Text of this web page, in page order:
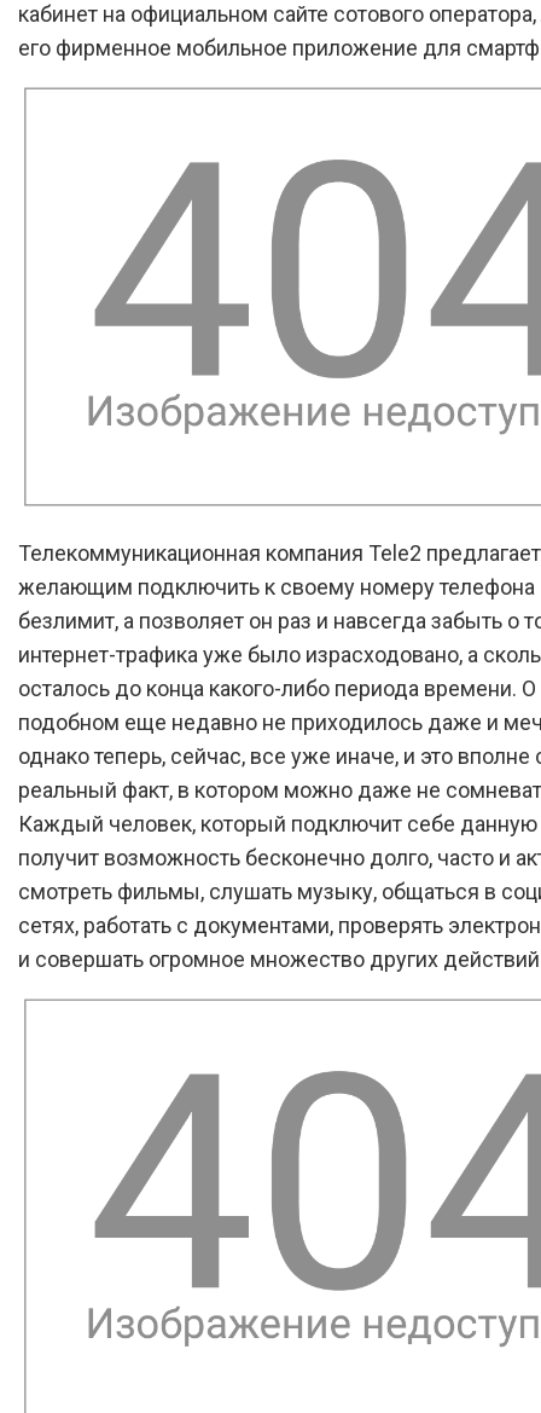
кабинет на официальном сайте сотового
его фирменное мобильное приложение для
Телекоммуникационная компания Tele2
желающим подключить к своему номеру
безлимит, а позволяет он раз и навсегда забыть о
интернет-трафика уже было израсходовано, а
осталось до конца какого-либо периода времени.
подобном еще недавно не приходилось даже и
однако теперь, сейчас, все уже иначе, и это вполне
реальный факт, в котором можно даже не
Каждый человек, который подключит себе
получит возможность бесконечно долго, часто и
смотреть фильмы, слушать музыку, общаться в
сетях, работать с документами, проверять
и совершать огромное множество других